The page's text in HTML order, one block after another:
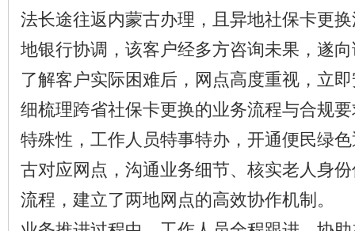
法长途往返内蒙古办理，且异地社保卡更
地银行协调，该客户经多方咨询未果，遂
了解客户实际困难后，网点高度重视，立
细梳理跨省社保卡更换的业务流程与合规
特殊性，工作人员特事特办，开通便民绿
古对应网点，沟通业务细节、核实老人身
流程，建立了两地网点的高效协作机制。